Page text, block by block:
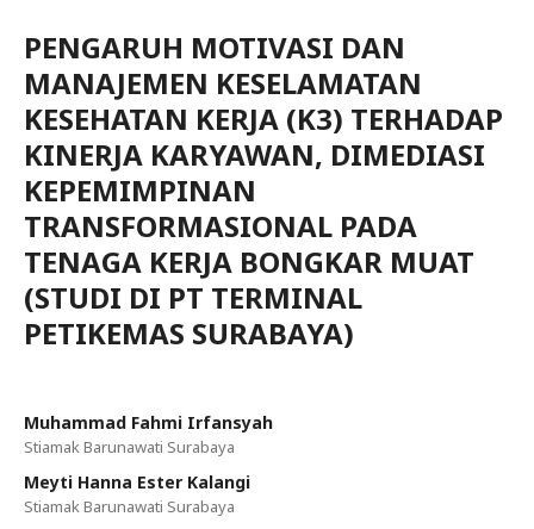
PENGARUH MOTIVASI DAN
MANAJEMEN KESELAMATAN
KESEHATAN KERJA (K3) TERHADAP
KINERJA KARYAWAN, DIMEDIASI
KEPEMIMPINAN
TRANSFORMASIONAL PADA
TENAGA KERJA BONGKAR MUAT
(STUDI DI PT TERMINAL
PETIKEMAS SURABAYA)
Muhammad Fahmi Irfansyah
Stiamak Barunawati Surabaya
Meyti Hanna Ester Kalangi
Stiamak Barunawati Surabaya